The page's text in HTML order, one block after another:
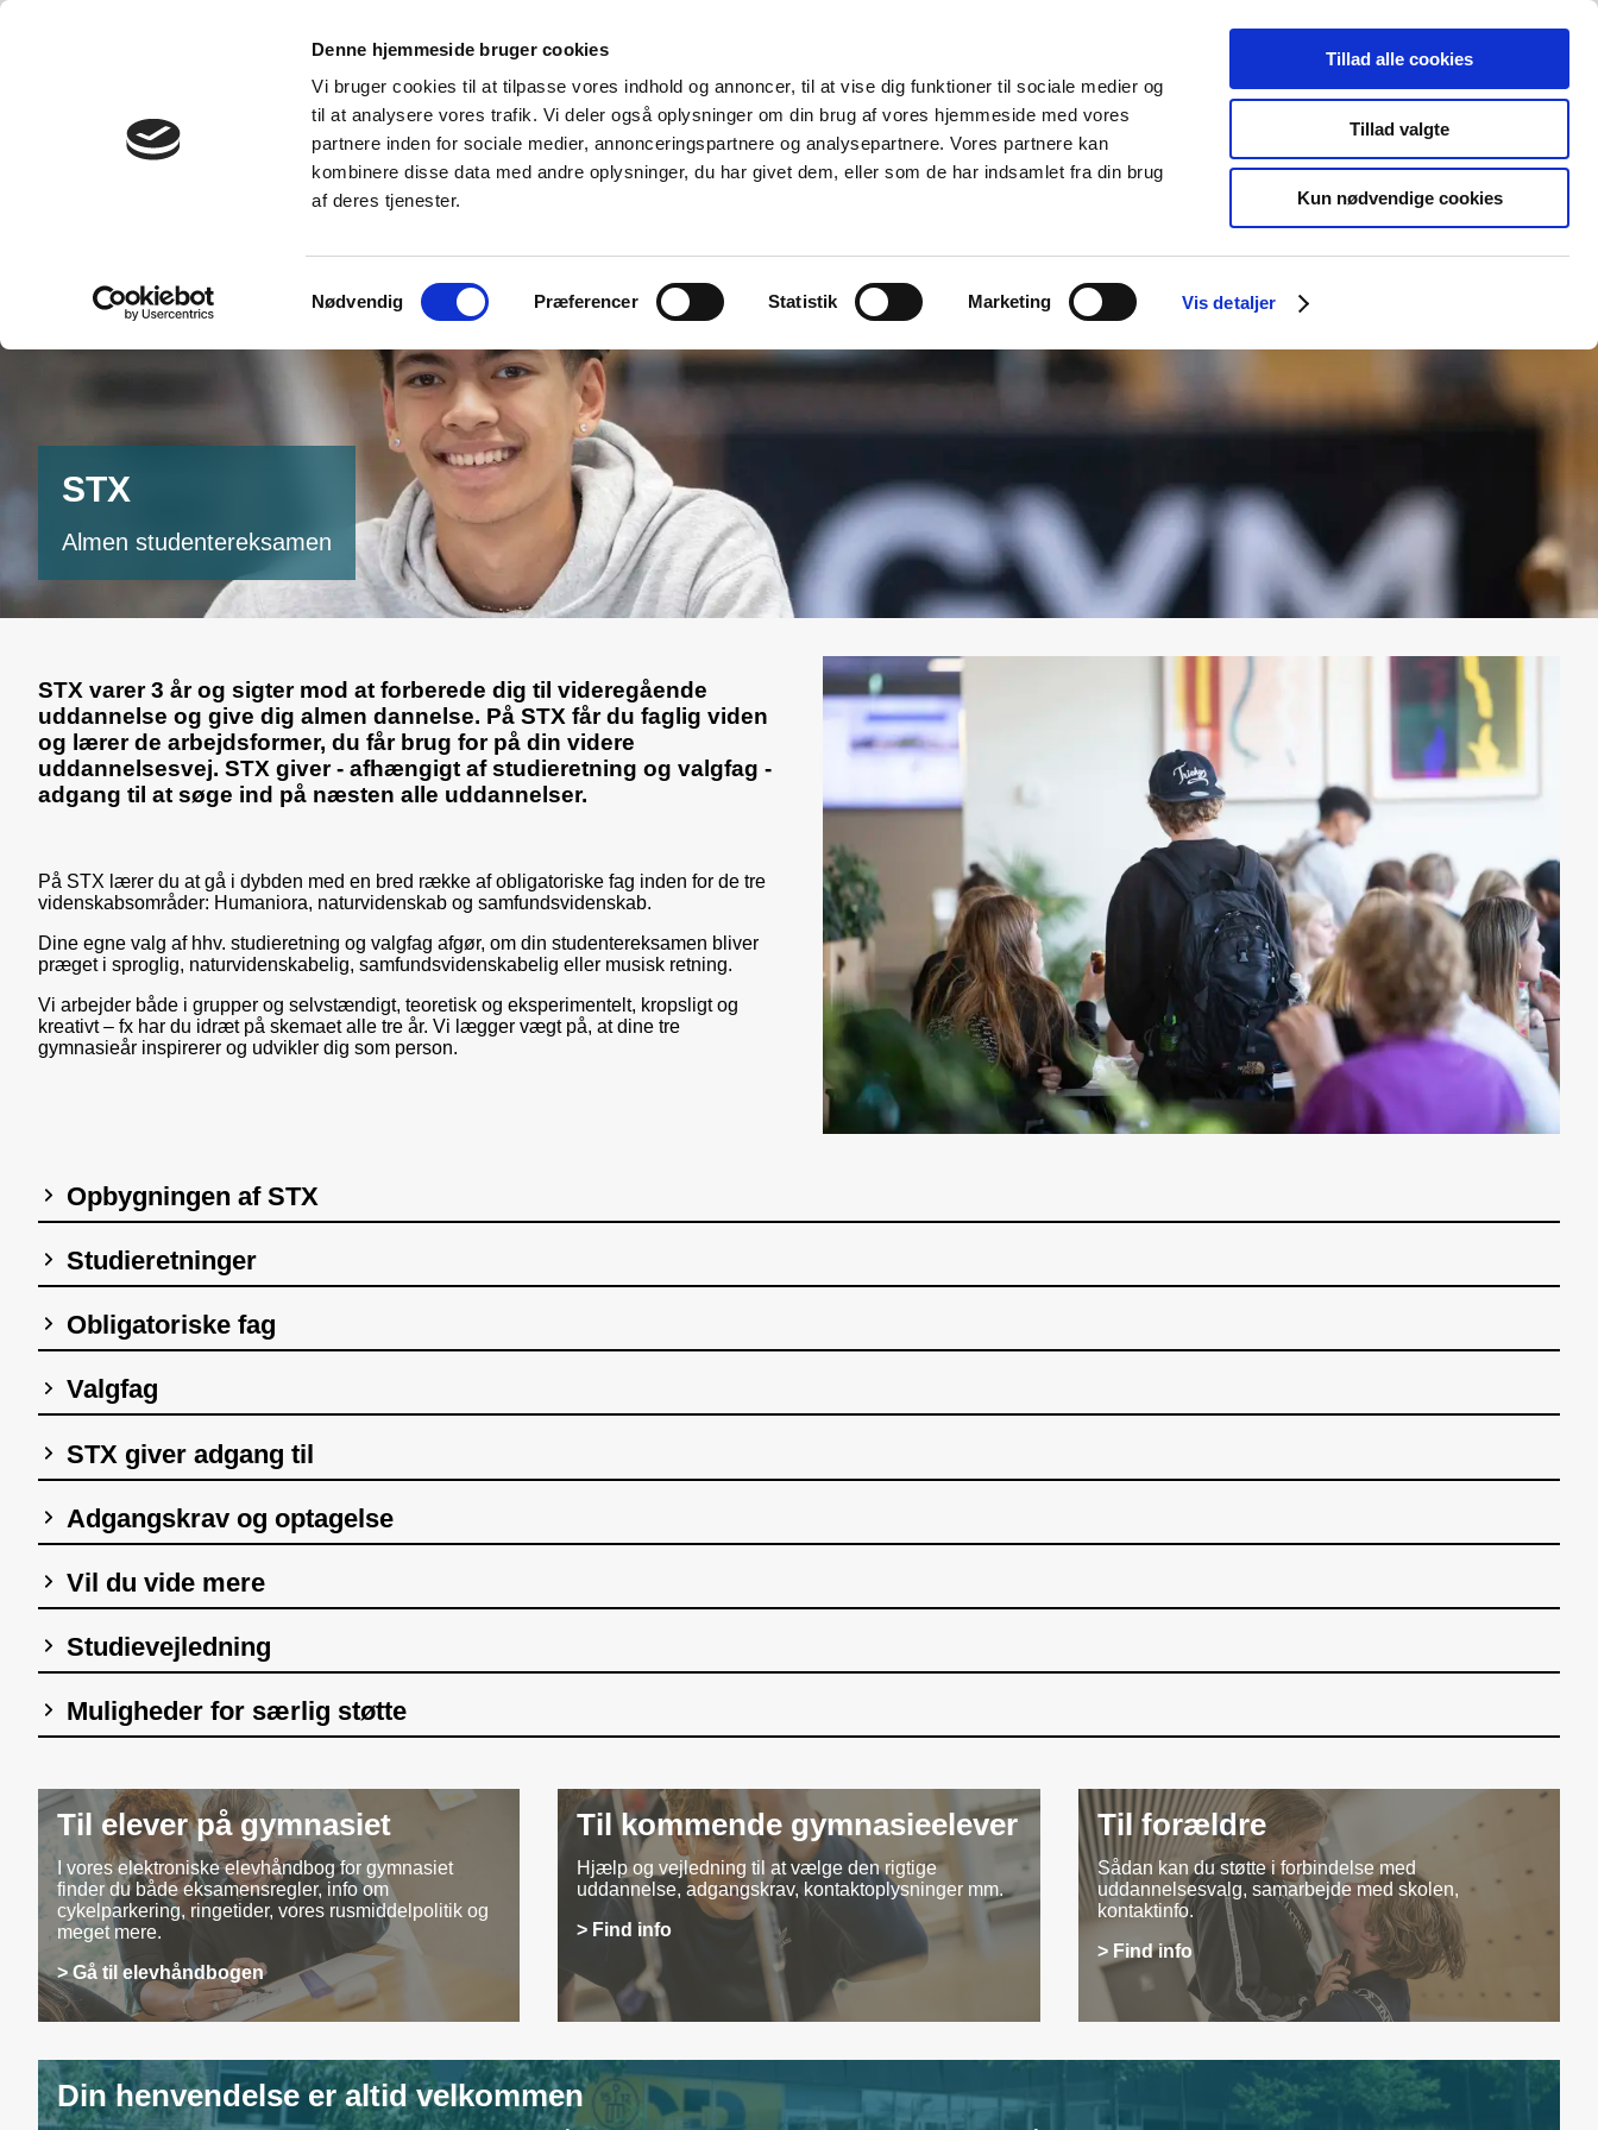
Denne hjemmeside bruger cookies
Vi bruger cookies til at tilpasse vores indhold og annoncer, til at vise dig funktioner til sociale medier og
til at analysere vores trafik. Vi deler også oplysninger om din brug af vores hjemmeside med vores
partnere inden for sociale medier, annonceringspartnere og analysepartnere. Vores partnere kan
kombinere disse data med andre oplysninger, du har givet dem, eller som de har indsamlet fra din brug
af deres tjenester.
Samtykkevalg
Nødvendig Præferencer Statistik Marketing Vis detaljer
Tillad alle cookies
Tillad valgte
Kun nødvendige cookies
Erhvervsuddannelser Gymnasiet
Om Campus Bornholm KONTAKT
Søg
HTX HF Elevhåndbog Årskalender Censorinfo Medarbejdere
STX
Almen studentereksamen
STX varer 3 år og sigter mod at forberede dig til videregående
uddannelse og give dig almen dannelse. På STX får du faglig viden
og lærer de arbejdsformer, du får brug for på din videre
uddannelsesvej. STX giver - afhængigt af studieretning og valgfag -
adgang til at søge ind på næsten alle uddannelser.
På STX lærer du at gå i dybden med en bred række af obligatoriske fag inden for de tre
videnskabsområder: Humaniora, naturvidenskab og samfundsvidenskab.
Dine egne valg af hhv. studieretning og valgfag afgør, om din studentereksamen bliver
præget i sproglig, naturvidenskabelig, samfundsvidenskabelig eller musisk retning.
Vi arbejder både i grupper og selvstændigt, teoretisk og eksperimentelt, kropsligt og
kreativt – fx har du idræt på skemaet alle tre år. Vi lægger vægt på, at dine tre
gymnasieår inspirerer og udvikler dig som person.
Opbygningen af STX
Studieretninger
Obligatoriske fag
Valgfag
STX giver adgang til
Adgangskrav og optagelse
Vil du vide mere
Studievejledning
Muligheder for særlig støtte
Til elever på gymnasiet
I vores elektroniske elevhåndbog for gymnasiet
finder du både eksamensregler, info om
cykelparkering, ringetider, vores rusmiddelpolitik og
meget mere.
> Gå til elevhåndbogen
Til kommende gymnasieelever
Hjælp og vejledning til at vælge den rigtige
uddannelse, adgangskrav, kontaktoplysninger mm.
> Find info
Til forældre
Sådan kan du støtte i forbindelse med
uddannelsesvalg, samarbejde med skolen,
kontaktinfo.
> Find info
Din henvendelse er altid velkommen